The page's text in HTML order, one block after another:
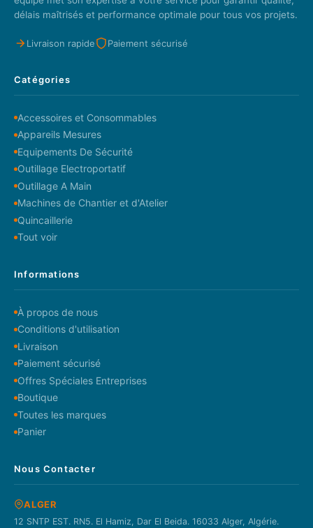
délais maîtrisés et performance optimale pour tous vos projets.
Livraison rapide Paiement sécurisé
Catégories
Accessoires et Consommables
Appareils Mesures
Equipements De Sécurité
Outillage Electroportatif
Outillage A Main
Machines de Chantier et d'Atelier
Quincaillerie
Tout voir
Informations
À propos de nous
Conditions d'utilisation
Livraison
Paiement sécurisé
Offres Spéciales Entreprises
Boutique
Toutes les marques
Panier
Nous Contacter
ALGER
12 SNTP EST. RN5. El Hamiz, Dar El Beida. 16033 Alger, Algérie.